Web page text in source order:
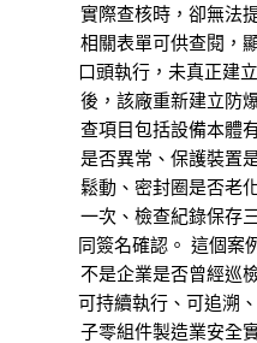
實際查核時，卻無法
相關表單可供查閱，
口頭執行，未真正建
後，該廠重新建立防
查項目包括設備本體
是否異常、保護裝置
鬆動、密封圈是否老
一次、檢查紀錄保存
同簽名確認。 這個案
不是企業是否曾經巡
可持續執行、可追溯
子零組件製造業安全